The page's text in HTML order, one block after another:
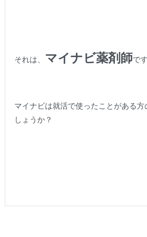
それは、 マイナビ薬剤師です
マイナビは就活で使ったことがある
しょうか？